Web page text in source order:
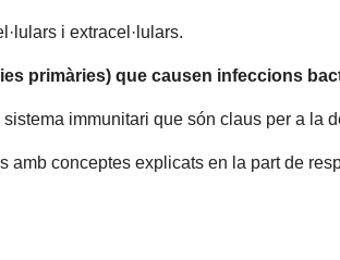
i extracel·lulars.
primàries) que causen infeccions
immunitari que són claus per a la
conceptes explicats en la part de